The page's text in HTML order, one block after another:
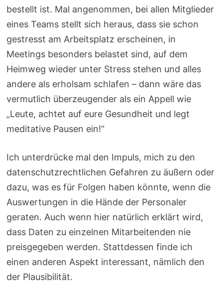
bestellt ist. Mal angenommen, bei allen Mitglieder
eines Teams stellt sich heraus, dass sie schon
gestresst am Arbeitsplatz erscheinen, in
Meetings besonders belastet sind, auf dem
Heimweg wieder unter Stress stehen und alles
andere als erholsam schlafen – dann wäre das
vermutlich überzeugender als ein Appell wie
„Leute, achtet auf eure Gesundheit und legt
meditative Pausen ein!“
Ich unterdrücke mal den Impuls, mich zu den
datenschutzrechtlichen Gefahren zu äußern oder
dazu, was es für Folgen haben könnte, wenn die
Auswertungen in die Hände der Personaler
geraten. Auch wenn hier natürlich erklärt wird,
dass Daten zu einzelnen Mitarbeitenden nie
preisgegeben werden. Stattdessen finde ich
einen anderen Aspekt interessant, nämlich den
der Plausibilität.